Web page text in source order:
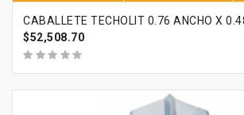
$52,508.70